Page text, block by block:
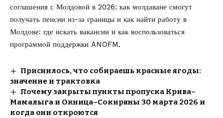
соглашения с Молдовой в 2026: как молдаване смогут
получать пенсии из-за границы и какнайти работу в
Молдове: где искать вакансии и как воспользоваться
программой поддержки ANOFM.
Приснилось, что собираешь красные ягоды:
значение и трактовка
Почему закрыты пункты пропуска Крива–
Мамалыга и Окница–Сокиряны 30 марта 2026 и
когда они откроются